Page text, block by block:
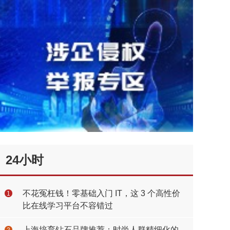
24小时
1
不花冤枉钱！零基础入门 IT，这 3 个高性价
比在线学习平台不容错过